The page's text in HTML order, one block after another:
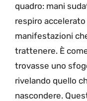
quadro: mani
respiro
manifestazioni
trattenere. È
trovasse uno
rivelando quello
nascondere.